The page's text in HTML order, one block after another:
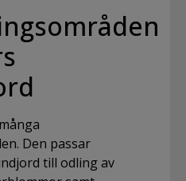
Den passar
till odling av